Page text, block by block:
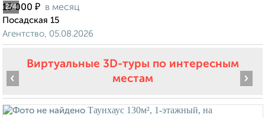
2/4
15 000 ₽ в месяц
Посадская 15
Агентство, 05.08.2026
Виртуальные 3D-туры по интересным
местам
‹ ›